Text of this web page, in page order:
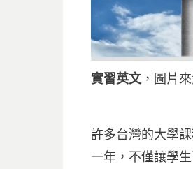
實習英文，圖片來
許多台灣的大學
一年，不僅讓學